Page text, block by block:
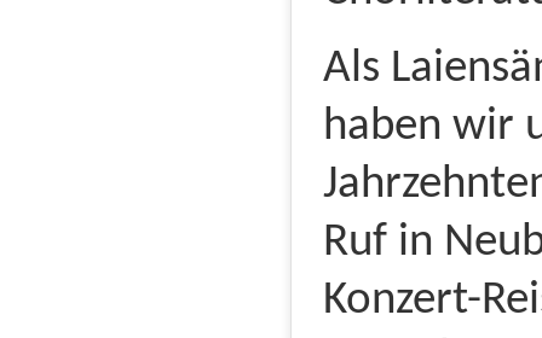
Als
haben wir
Ruf in
Konzert-